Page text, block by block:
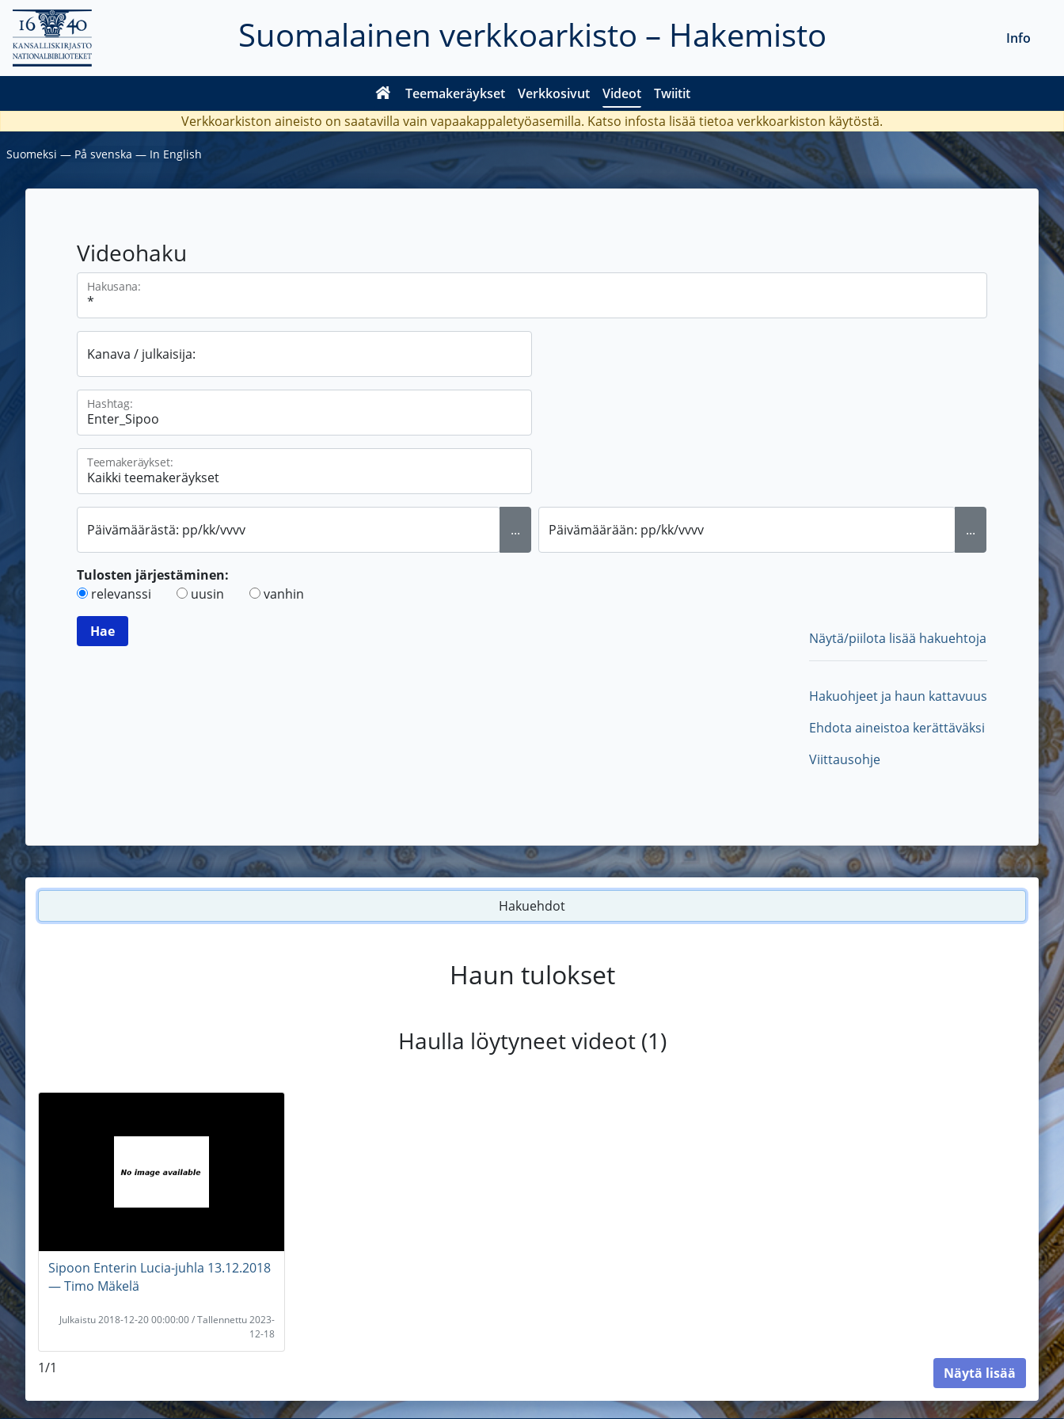
Suomalainen verkkoarkisto – Hakemisto
Teemakeräykset Verkkosivut Videot Twiitit
Info
Verkkoarkiston aineisto on saatavilla vain vapaakappaletyöasemilla. Katso infosta lisää tietoa verkkoarkiston käytöstä.
Suomeksi ― På svenska ― In English
Videohaku
Hakusana:
Kanava / julkaisija:
Hashtag:
Teemakeräykset:
Päivämäärästä: pp/kk/vvvv ... Päivämäärään: pp/kk/vvvv ...
Tulosten järjestäminen:
relevanssi
uusin vanhin
Näytä/piilota lisää hakuehtoja
Hakuohjeet ja haun kattavuus
Ehdota aineistoa kerättäväksi
Viittausohje
Hakuehdot
Haun tulokset
Haulla löytyneet videot (1)
Sipoon Enterin Lucia-juhla 13.12.2018
― Timo Mäkelä
Julkaistu 2018-12-20 00:00:00 / Tallennettu 2023-
12-18
1/1 Näytä lisää